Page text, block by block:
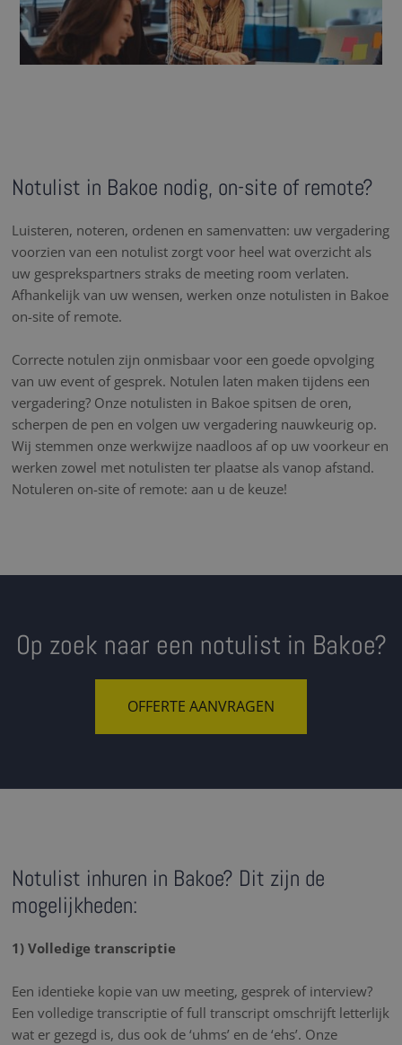
Notulist in Bakoe nodig, on-site of remote?
Luisteren, noteren, ordenen en samenvatten: uw vergadering
voorzien van een notulist zorgt voor heel wat overzicht als
uw gesprekspartners straks de meeting room verlaten.
Afhankelijk van uw wensen, werken onze notulisten in Bakoe
on-site of remote.
Correcte notulen zijn onmisbaar voor een goede opvolging
van uw event of gesprek. Notulen laten maken tijdens een
vergadering? Onze notulisten in Bakoe spitsen de oren,
scherpen de pen en volgen uw vergadering nauwkeurig op.
Wij stemmen onze werkwijze naadloos af op uw voorkeur en
werken zowel met notulisten ter plaatse als vanop afstand.
Notuleren on-site of remote: aan u de keuze!
Op zoek naar een notulist in Bakoe?
OFFERTE AANVRAGEN
Notulist inhuren in Bakoe? Dit zijn de
mogelijkheden:
1) Volledige transcriptie
Een identieke kopie van uw meeting, gesprek of interview?
Een volledige transcriptie of full transcript omschrijft letterlijk
wat er gezegd is, dus ook de ‘uhms’ en de ‘ehs’. Onze